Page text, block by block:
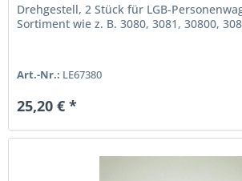
Drehgestell, 2 Stück für LGB-
Sortiment wie z. B. 3080, 3081, 30800,
Art.-Nr.: LE67380
25,20 € *